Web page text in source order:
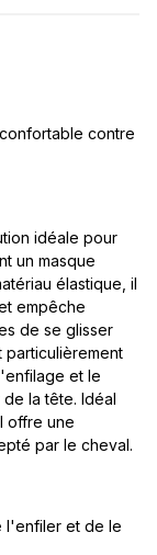
contre
idéale pour
un masque
élastique, il
empêche
de se glisser
particulièrement
et le
la tête. Idéal
offre une
par le cheval.
l'enfiler et de le